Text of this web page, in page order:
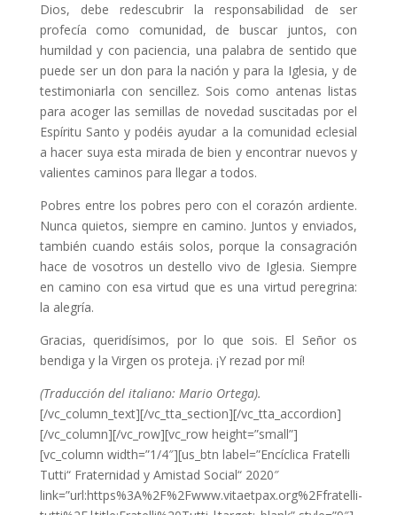
Dios, debe redescubrir la responsabilidad de ser
profecía como comunidad, de buscar juntos, con
humildad y con paciencia, una palabra de sentido que
puede ser un don para la nación y para la Iglesia, y de
testimoniarla con sencillez. Sois como antenas listas
para acoger las semillas de novedad suscitadas por el
Espíritu Santo y podéis ayudar a la comunidad eclesial
a hacer suya esta mirada de bien y encontrar nuevos y
valientes caminos para llegar a todos.
Pobres entre los pobres pero con el corazón ardiente.
Nunca quietos, siempre en camino. Juntos y enviados,
también cuando estáis solos, porque la consagración
hace de vosotros un destello vivo de Iglesia. Siempre
en camino con esa virtud que es una virtud peregrina:
la alegría.
Gracias, queridísimos, por lo que sois. El Señor os
bendiga y la Virgen os proteja. ¡Y rezad por mí!
(Traducción del italiano: Mario Ortega).
[/vc_column_text][/vc_tta_section][/vc_tta_accordion]
[/vc_column][/vc_row][vc_row height=”small”]
[vc_column width=”1/4″][us_btn label=”Encíclica Fratelli
Tutti“ Fraternidad y Amistad Social“ 2020″
link=”url:https%3A%2F%2Fwww.vitaetpax.org%2Ffratelli-